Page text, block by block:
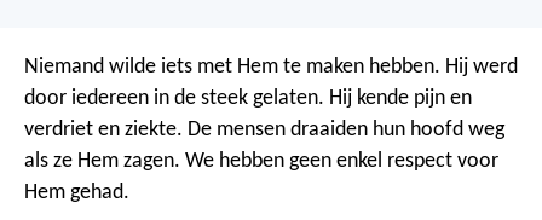
Niemand wilde iets met Hem te maken hebben. Hij werd
door iedereen in de steek gelaten. Hij kende pijn en
verdriet en ziekte. De mensen draaiden hun hoofd weg
als ze Hem zagen. We hebben geen enkel respect voor
Hem gehad.